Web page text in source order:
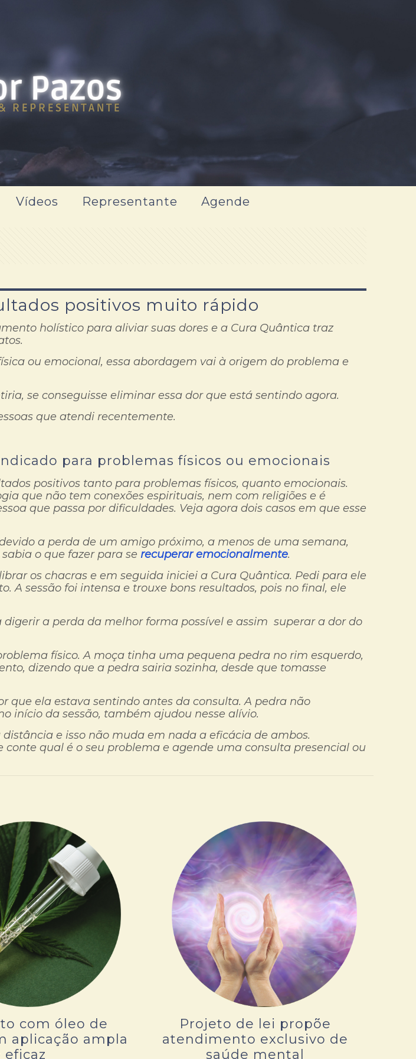
Vídeos Representante Agende
positivos muito rápido
holístico para aliviar suas dores e a Cura Quântica traz
ou emocional, essa abordagem vai à origem do problema e
se conseguisse eliminar essa dor que está sentindo agora.
que atendi recentemente.
para problemas físicos ou emocionais
positivos tanto para problemas físicos, quanto emocionais.
que não tem conexões espirituais, nem com religiões e é
que passa por dificuldades. Veja agora dois casos em que esse
a perda de um amigo próximo, a menos de uma semana,
o que fazer para se recuperar emocionalmente.
os chacras e em seguida iniciei a Cura Quântica. Pedi para ele
A sessão foi intensa e trouxe bons resultados, pois no final, ele
a perda da melhor forma possível e assim superar a dor do
físico. A moça tinha uma pequena pedra no rim esquerdo,
dizendo que a pedra sairia sozinha, desde que tomasse
que ela estava sentindo antes da consulta. A pedra não
início da sessão, também ajudou nesse alívio.
e isso não muda em nada a eficácia de ambos.
conte qual é o seu problema e agende uma consulta presencial ou
com óleo de
aplicação ampla
eficaz
Projeto de lei propõe
atendimento exclusivo de
saúde mental